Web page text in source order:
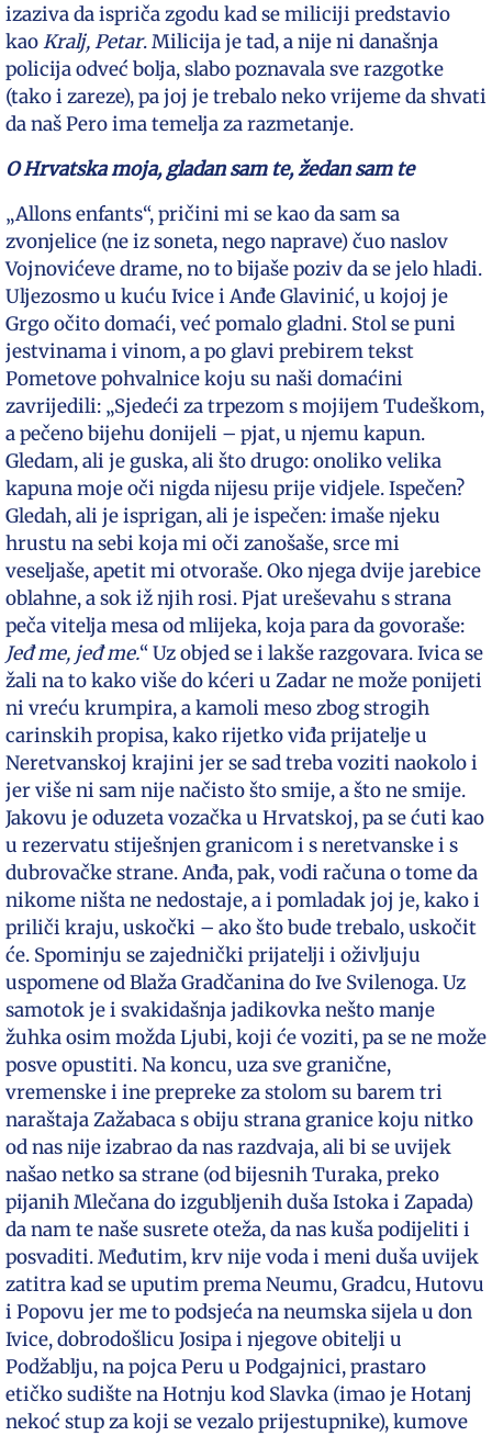
izaziva da ispriča zgodu kad se miliciji predstavio
kaoKralj, Petar. Milicija je tad, a nije ni današnja
policija odveć bolja, slabo poznavala sve razgotke
(tako i zareze), pa joj je trebalo neko vrijeme da shvati
da naš Pero ima temelja za razmetanje.
O Hrvatska moja, gladan sam te, žedan sam te
„Allons enfants“, pričini mi se kao da sam sa
zvonjelice (ne iz soneta, nego naprave) čuo naslov
Vojnovićeve drame, no to bijaše poziv da se jelo hladi.
Uljezosmo u kuću Ivice i Anđe Glavinić, u kojoj je
Grgo očito domaći, već pomalo gladni. Stol se puni
jestvinama i vinom, a po glavi prebirem tekst
Pometove pohvalnice koju su naši domaćini
zavrijedili: „Sjedeći za trpezom s mojijem Tudeškom,
a pečeno bijehu donijeli – pjat, u njemu kapun.
Gledam, ali je guska, ali što drugo: onoliko velika
kapuna moje oči nigda nijesu prije vidjele. Ispečen?
Gledah, ali je isprigan, ali je ispečen: imaše njeku
hrustu na sebi koja mi oči zanošaše, srce mi
veseljaše, apetit mi otvoraše. Oko njega dvije jarebice
oblahne, a sok iž njih rosi. Pjat ureševahu s strana
peča vitelja mesa od mlijeka, koja para da govoraše:
Jeđ me, jeđ me.“ Uz objed se i lakše razgovara. Ivica se
žali na to kako više do kćeri u Zadar ne može ponijeti
ni vreću krumpira, a kamoli meso zbog strogih
carinskih propisa, kako rijetko viđa prijatelje u
Neretvanskoj krajini jer se sad treba voziti naokolo i
jer više ni sam nije načisto što smije, a što ne smije.
Jakovu je oduzeta vozačka u Hrvatskoj, pa se ćuti kao
u rezervatu stiješnjen granicom i s neretvanske i s
dubrovačke strane. Anđa, pak, vodi računa o tome da
nikome ništa ne nedostaje, a i pomladak joj je, kako i
priliči kraju, uskočki – ako što bude trebalo, uskočit
će. Spominju se zajednički prijatelji i oživljuju
uspomene od Blaža Gradčanina do Ive Svilenoga. Uz
samotok je i svakidašnja jadikovka nešto manje
žuhka osim možda Ljubi, koji će voziti, pa se ne može
posve opustiti. Na koncu, uza sve granične,
vremenske i ine prepreke za stolom su barem tri
naraštaja Zažabaca s obiju strana granice koju nitko
od nas nije izabrao da nas razdvaja, ali bi se uvijek
našao netko sa strane (od bijesnih Turaka, preko
pijanih Mlečana do izgubljenih duša Istoka i Zapada)
da nam te naše susrete oteža, da nas kuša podijeliti i
posvaditi. Međutim, krv nije voda i meni duša uvijek
zatitra kad se uputim prema Neumu, Gradcu, Hutovu
i Popovu jer me to podsjeća na neumska sijela u don
Ivice, dobrodošlicu Josipa i njegove obitelji u
Podžablju, na pojca Peru u Podgajnici, prastaro
etičko sudište na Hotnju kod Slavka (imao je Hotanj
nekoć stup za koji se vezalo prijestupnike), kumove